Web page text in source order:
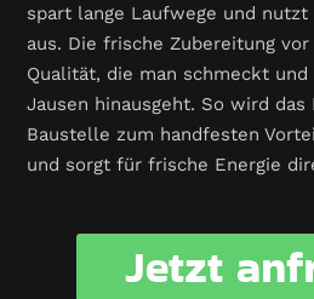
spart lange Laufwege und
aus. Die frische Zubereitung
Qualität, die man schmeckt
Jausen hinausgeht. So wird das
Baustelle zum handfesten
und sorgt für frische Energie
Jetzt